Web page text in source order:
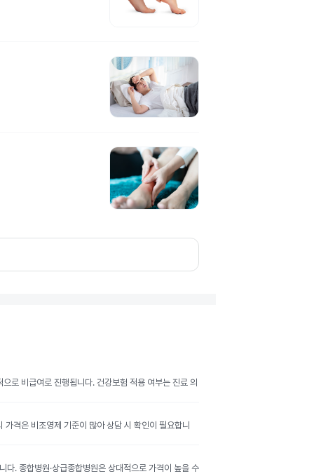
로 비급여로 진행됩니다. 건강보험 적용 여부는 진료 의
격은 비조영제 기준이 많아 상담 시 확인이 필요합니
. 종합병원·상급종합병원은 상대적으로 가격이 높을 수